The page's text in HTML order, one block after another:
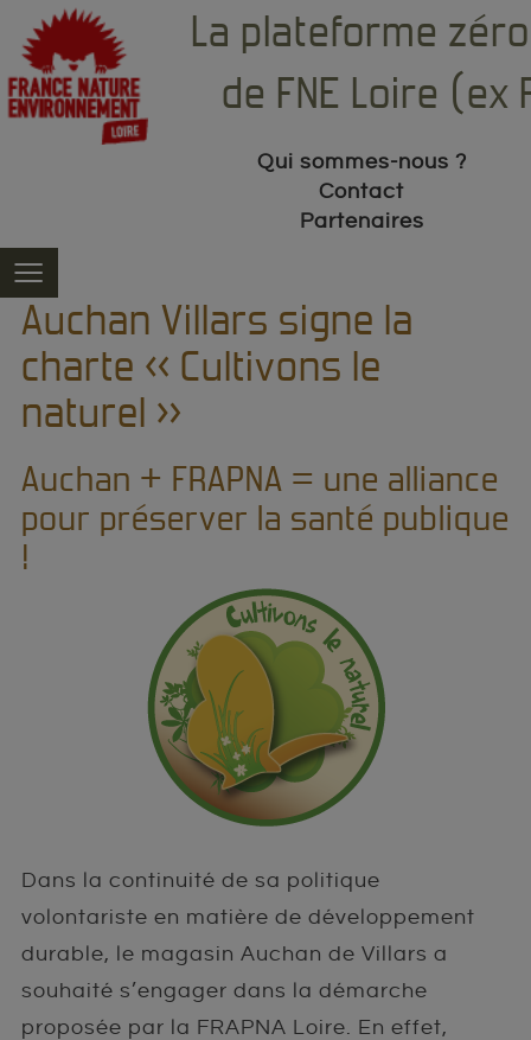
La plateforme
de FNE Loire (ex
Qui sommes-nous ?
Contact
Partenaires
H
Pesticides
Qu’est-ce qu’un pesticide ?
Les catégories de pesticides
Les utilisateurs
Eau, air, sol
Impacts sur l’environnement
La réglementation
Pour aller plus loin
Collectivités
Pourquoi le « zéro phyto » ?
Le label « Commune sans pesticide »
Engagez votre commune
Collectivités engagées
Lettres d’information
Outils de communication
Lutte alternative
Amateurs
Maîtriser les indésirables
Engrais naturels
Rotation de cultures
Favoriser la faune auxiliaire
Préparations naturelles
Pour aller plus loin
≡
Auchan Villars signe la
charte « Cultivons le
naturel »
Auchan + FRAPNA = une alliance
pour préserver la santé publique
!
Dans la continuité de sa politique
volontariste en matière de développement
durable, le magasin Auchan de Villars a
souhaité s’engager dans la démarche
proposée par la FRAPNA Loire. En effet,